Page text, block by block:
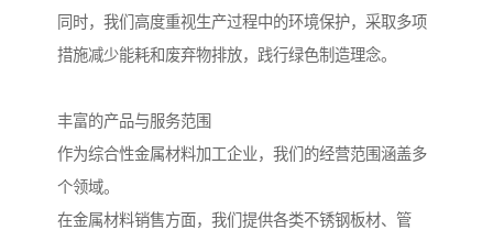
同时，我们高度重视生产过程中的环境保护，采取多项
措施减少能耗和废弃物排放，践行绿色制造理念。
丰富的产品与服务范围
作为综合性金属材料加工企业，我们的经营范围涵盖多
个领域。
在金属材料销售方面，我们提供各类不锈钢板材、管